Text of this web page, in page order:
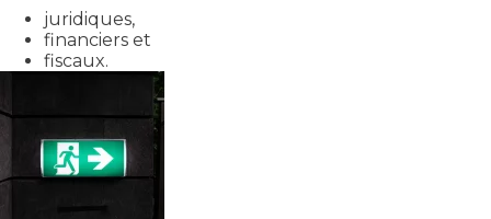
juridiques,
financiers et
fiscaux.